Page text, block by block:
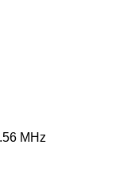
MHz